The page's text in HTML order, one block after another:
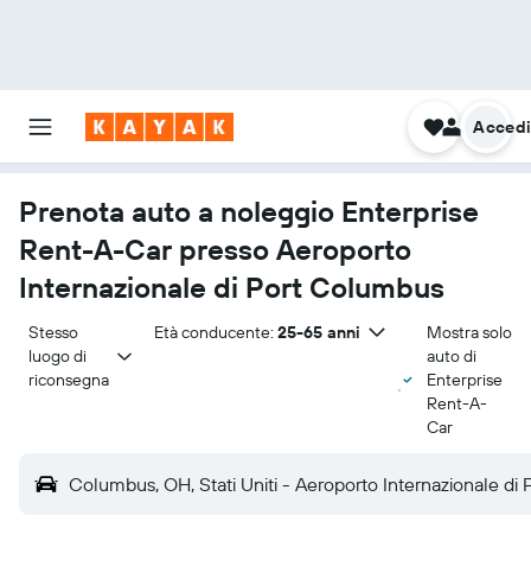
Accedi
Prenota auto a noleggio Enterprise
Rent-A-Car presso Aeroporto
Internazionale di Port Columbus
Stesso
luogo di
riconsegna
Età conducente: 25-65 anni
Mostra solo
auto di
Enterprise
Rent-A-
Car
Columbus, OH, Stati Uniti - Aeroporto Internazionale di